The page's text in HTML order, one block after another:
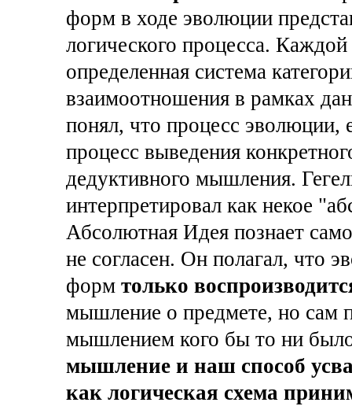
форм в ходе эволюции
логического процесса. Каждой
определенная система
взаимоотношения в рамках
понял, что процесс эволюции,
процесс выведения
дедуктивного мышления.
интерпретировал как некое
Абсолютная Идея познает
не согласен. Он полагал, что
форм только
мышление о предмете, но сам
мышлением кого бы то ни
мышление и наш способ
как логическая схема